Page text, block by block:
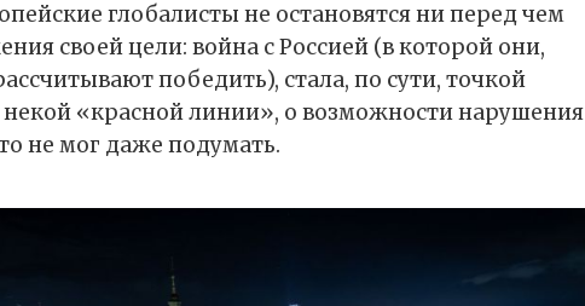
глобалисты не остановятся ни перед чем
своей цели: война с Россией (в которой они,
победить), стала, по сути, точкой
некой «красной линии», о возможности нарушения
не мог даже подумать.